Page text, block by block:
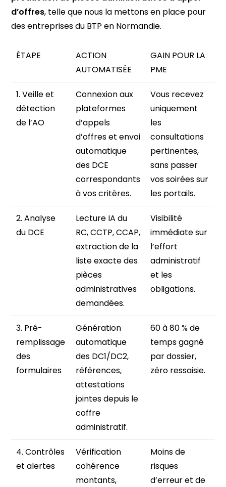
d’offres, telle que nous la mettons en place pour
des entreprises du BTP en Normandie.
ÉTAPE
ACTION
AUTOMATISÉE
GAIN POUR LA
PME
1. Veille et
détection
de l’AO
Connexion aux
plateformes
d’appels
d’offres et envoi
automatique
des DCE
correspondants
à vos critères.
Vous recevez
uniquement
les
consultations
pertinentes,
sans passer
vos soirées sur
les portails.
2. Analyse
du DCE
Lecture IA du
RC, CCTP, CCAP,
extraction de la
liste exacte des
pièces
administratives
demandées.
Visibilité
immédiate sur
l’effort
administratif
et les
obligations.
3. Pré-
remplissage
des
formulaires
Génération
automatique
des DC1/DC2,
références,
attestations
jointes depuis le
coffre
administratif.
60 à 80 % de
temps gagné
par dossier,
zéro ressaisie.
4. Contrôles
et alertes
Vérification
cohérence
montants,
Moins de
risques
d’erreur et de